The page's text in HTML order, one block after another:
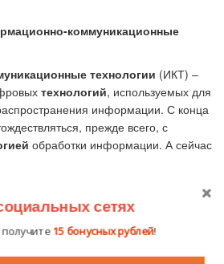
коммуникационные
технологии (ИКТ) –
технологий, используемых для
информации. С конца
прежде всего, с
обработки информации. А сейчас
и объектов познания.
технологии познакомимся с таким с
сетях
15 бонусных рублей!